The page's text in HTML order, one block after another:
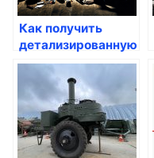
Как получить
детализированную
информацию о
госпрограммах